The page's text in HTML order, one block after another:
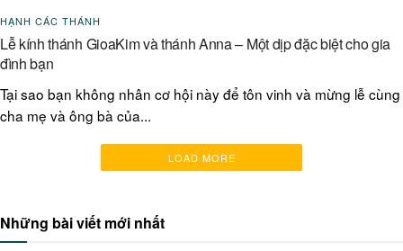
HẠNH CÁC THÁNH
Lễ kính thánh GioaKim và thánh Anna – Một dịp đặc biệt cho gia
đình bạn
Tại sao bạn không nhân cơ hội này để tôn vinh và mừng lễ cùng
cha mẹ và ông bà của...
LOAD MORE
Những bài viết mới nhất